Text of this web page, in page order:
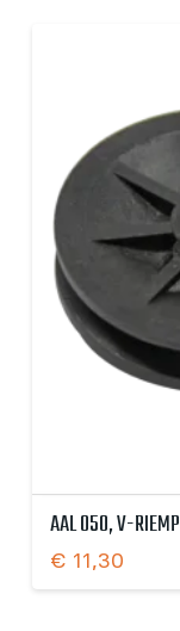
AAL 050, V-
€ 11,30